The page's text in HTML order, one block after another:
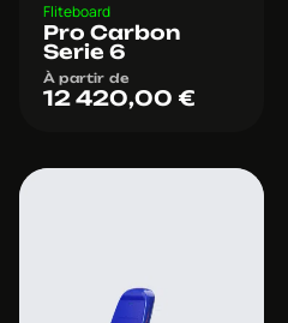
Fliteboard
Pro Carbon
Serie 6
À partir de
12 420,00 €